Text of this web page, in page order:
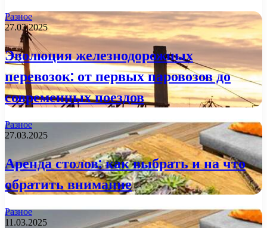
Разное
27.03.2025
Эволюция железнодорожных
перевозок: от первых паровозов до
современных поездов
Разное
27.03.2025
Аренда столов: как выбрать и на что
обратить внимание
Разное
11.03.2025